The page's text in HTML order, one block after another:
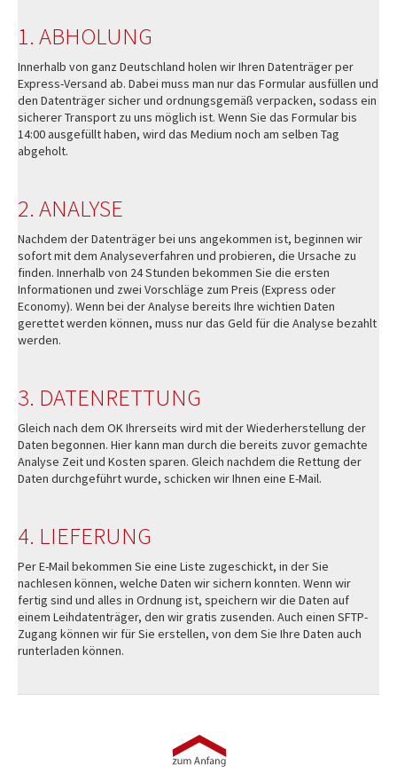
1. ABHOLUNG
Innerhalb von ganz Deutschland holen wir Ihren Datenträger per
Express-Versand ab. Dabei muss man nur das Formular ausfüllen und
den Datenträger sicher und ordnungsgemäß verpacken, sodass ein
sicherer Transport zu uns möglich ist. Wenn Sie das Formular bis
14:00 ausgefüllt haben, wird das Medium noch am selben Tag
abgeholt.
2. ANALYSE
Nachdem der Datenträger bei uns angekommen ist, beginnen wir
sofort mit dem Analyseverfahren und probieren, die Ursache zu
finden. Innerhalb von 24 Stunden bekommen Sie die ersten
Informationen und zwei Vorschläge zum Preis (Express oder
Economy). Wenn bei der Analyse bereits Ihre wichtien Daten
gerettet werden können, muss nur das Geld für die Analyse bezahlt
werden.
3. DATENRETTUNG
Gleich nach dem OK Ihrerseits wird mit der Wiederherstellung der
Daten begonnen. Hier kann man durch die bereits zuvor gemachte
Analyse Zeit und Kosten sparen. Gleich nachdem die Rettung der
Daten durchgeführt wurde, schicken wir Ihnen eine E-Mail.
4. LIEFERUNG
Per E-Mail bekommen Sie eine Liste zugeschickt, in der Sie
nachlesen können, welche Daten wir sichern konnten. Wenn wir
fertig sind und alles in Ordnung ist, speichern wir die Daten auf
einem Leihdatenträger, den wir gratis zusenden. Auch einen SFTP-
Zugang können wir für Sie erstellen, von dem Sie Ihre Daten auch
runterladen können.